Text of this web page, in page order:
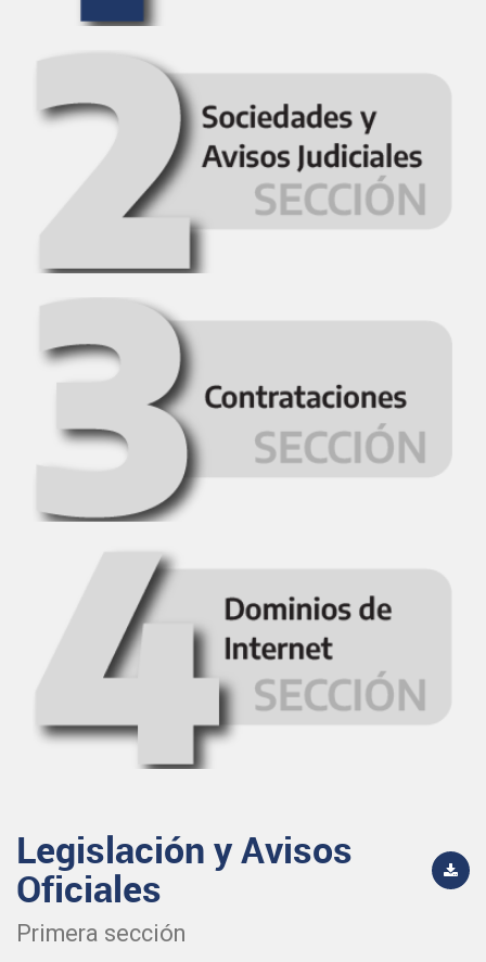
Legislación y Avisos
Oficiales
Primera sección